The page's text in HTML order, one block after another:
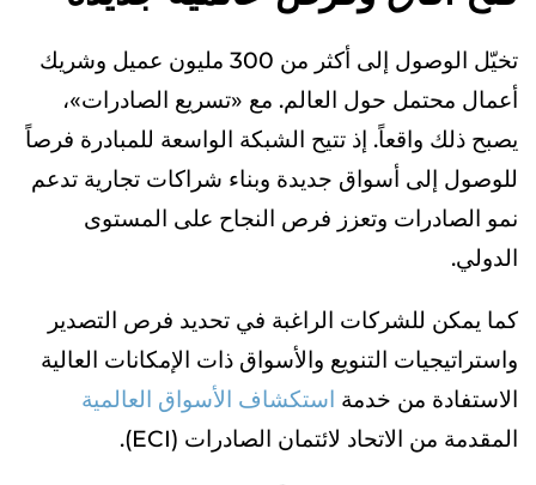
تخيّل الوصول إلى أكثر من 300 مليون عميل وشريك
أعمال محتمل حول العالم. مع «تسريع الصادرات»،
يصبح ذلك واقعاً. إذ تتيح الشبكة الواسعة للمبادرة فرصاً
للوصول إلى أسواق جديدة وبناء شراكات تجارية تدعم
نمو الصادرات وتعزز فرص النجاح على المستوى
الدولي.
كما يمكن للشركات الراغبة في تحديد فرص التصدير
واستراتيجيات التنويع والأسواق ذات الإمكانات العالية
الاستفادة من خدمة استكشاف الأسواق العالمية
المقدمة من الاتحاد لائتمان الصادرات (ECI).